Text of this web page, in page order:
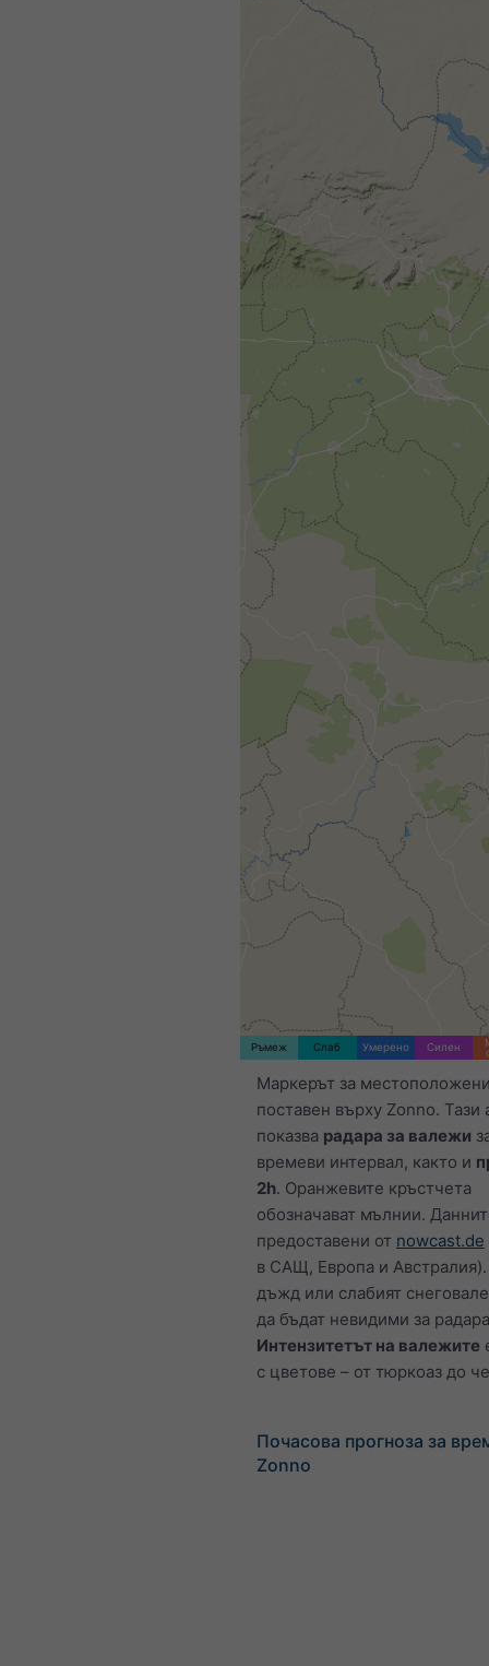
Ръмеж Слаб Умерено Силен
Маркерът за
поставен върху Zonno. Тази
показва радара за валежи
времеви интервал, както и
2h. Оранжевите кръстчета
обозначават мълнии.
предоставени от nowcast.de
в САЩ, Европа и
дъжд или слабият
да бъдат невидими за
Интензитетът на валежите
с цветове – от тюркоаз до
Почасова прогноза за
Zonno